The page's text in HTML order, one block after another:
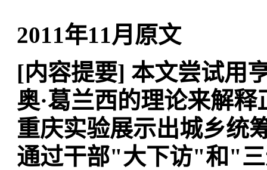
2011年11月原文
[内容提要] 本文尝试用
奥·葛兰西的理论来解
重庆实验展示出城乡统
通过干部"大下访"和"